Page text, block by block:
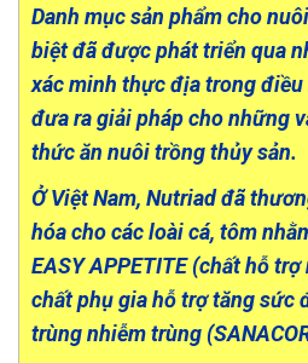
Danh mục sản phẩm cho
biệt đã được phát triển qua
xác minh thực địa trong điều
đưa ra giải pháp cho những
thức ăn nuôi trồng thủy sản.
Ở Việt Nam, Nutriad đã
hóa cho các loài cá, tôm
EASY APPETITE (chất hỗ
chất phụ gia hỗ trợ tăng sức
trùng nhiễm trùng